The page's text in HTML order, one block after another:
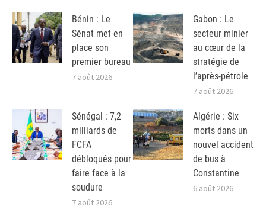
Bénin : Le
Sénat met en
place son
premier bureau
7 août 2026
Gabon : Le
secteur minier
au cœur de la
stratégie de
l’après-pétrole
7 août 2026
Sénégal : 7,2
milliards de
FCFA
débloqués pour
faire face à la
soudure
7 août 2026
Algérie : Six
morts dans un
nouvel accident
de bus à
Constantine
6 août 2026